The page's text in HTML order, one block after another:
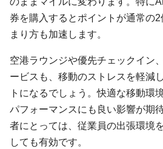
券を購入するとポイントが通常の
まり方も加速します。
空港ラウンジや優先チェックイン
ービスも、移動のストレスを軽減
トになるでしょう。快適な移動環
パフォーマンスにも良い影響が期
者にとっては、従業員の出張環境
しても有効です。